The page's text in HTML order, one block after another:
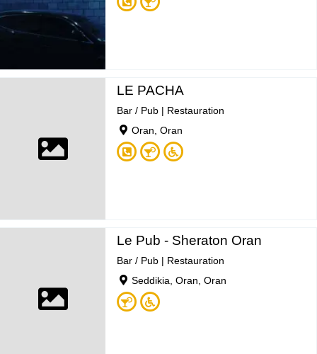
LE PACHA
Bar / Pub | Restauration
Oran, Oran
Le Pub - Sheraton Oran
Bar / Pub | Restauration
Seddikia, Oran, Oran